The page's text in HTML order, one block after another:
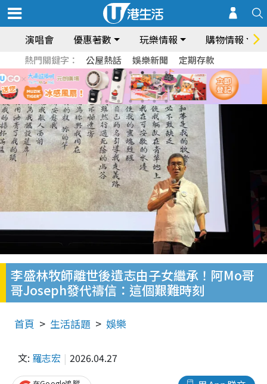
演唱會 優惠著數 玩樂情報 購物情報
熱門關鍵字： 公屋熱話 娛樂新聞 定期存款
李盛林牧師離世後遺志由子女繼承！阿Mo哥
哥Joseph發代禱信：這個艱難時刻
首頁 生活話題 娛樂
文: 羅志宏 2026.04.27